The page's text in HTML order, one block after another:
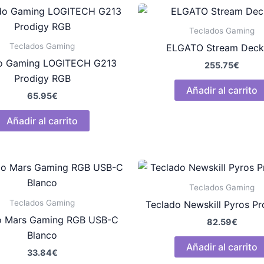
Teclados Gaming
Gaming LOGITECH G213
Prodigy RGB
65.95€
Añadir al carrito
Teclados Gaming
ELGATO Stream
255.75€
Añadir al carrito
Teclados Gaming
Mars Gaming RGB USB-C
Blanco
33.84€
Teclados Gaming
Teclado Newskill Pyros
82.59€
Añadir al carrito